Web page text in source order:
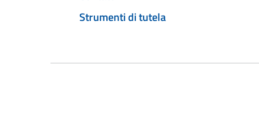
Strumenti di tutela